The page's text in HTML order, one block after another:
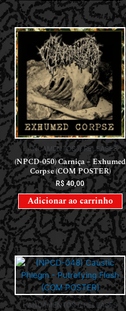
LANÇAMENTOS // RELEASES
(NPCD-050) Carniça – Exhumed
Corpse (COM POSTER)
R$40,00
Adicionar ao carrinho
LANÇAMENTOS // RELEASES